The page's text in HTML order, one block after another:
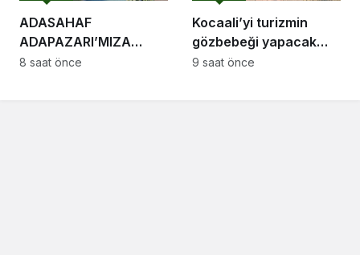
ADASAHAF
ADAPAZARI’MIZA
HAYIRLI OLSUN
8 saat önce
Kocaali’yi turizmin
gözbebeği yapacak
sahil projelerini ilk kez
9 saat önce